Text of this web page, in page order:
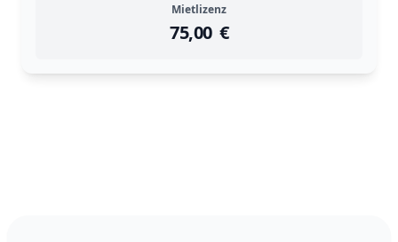
Mietlizenz
75,00 €
instock
Return Policy